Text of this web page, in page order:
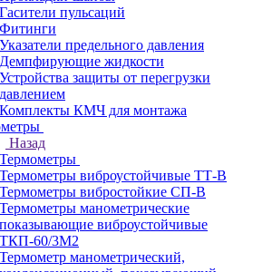
Гасители пульсаций
Фитинги
Указатели предельного давления
Демпфирующие жидкости
Устройства защиты от перегрузки
давлением
Комплекты КМЧ для монтажа
Назад
Термометры
Термометры виброустойчивые ТТ-В
Термометры вибростойкие СП-В
Термометры манометрические
показывающие виброустойчивые
ТКП-60/3М2
Термометр манометрический,